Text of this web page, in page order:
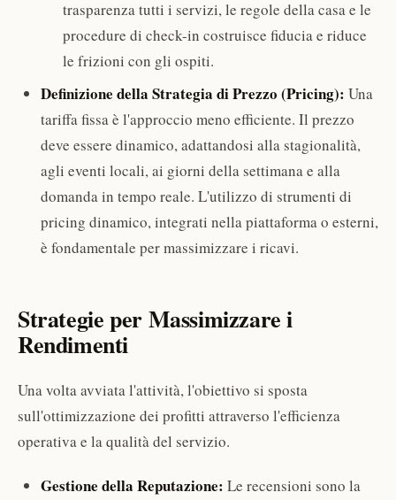
trasparenza tutti i servizi, le regole della casa e le
procedure di check-in costruisce fiducia e riduce
le frizioni con gli ospiti.
Definizione della Strategia di Prezzo (Pricing): Una
tariffa fissa è l'approccio meno efficiente. Il prezzo
deve essere dinamico, adattandosi alla stagionalità,
agli eventi locali, ai giorni della settimana e alla
domanda in tempo reale. L'utilizzo di strumenti di
pricing dinamico, integrati nella piattaforma o esterni,
è fondamentale per massimizzare i ricavi.
Strategie per Massimizzare i
Rendimenti
Una volta avviata l'attività, l'obiettivo si sposta
sull'ottimizzazione dei profitti attraverso l'efficienza
operativa e la qualità del servizio.
Gestione della Reputazione: Le recensioni sono la